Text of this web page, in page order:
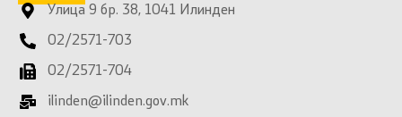
Улица 9 бр. 38, 1041 Илинден
02/2571-703
02/2571-704
ilinden@ilinden.gov.mk